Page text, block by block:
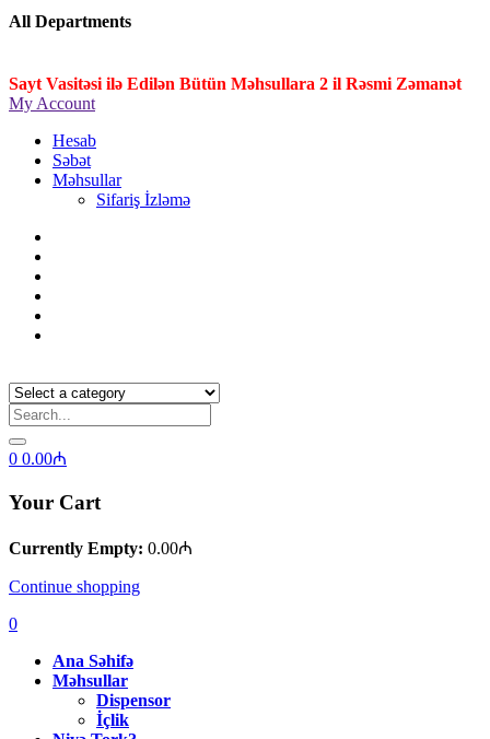
All Departments
Sayt Vasitəsi ilə Edilən Bütün Məhsullara 2 il Rəsmi Zəmanət
My Account
Hesab
Səbət
Məhsullar
Sifariş İzləmə
0 0.00₼
Your Cart
Currently Empty: 0.00₼
Continue shopping
0
Ana Səhifə
Məhsullar
Dispensor
İçlik